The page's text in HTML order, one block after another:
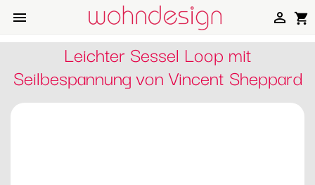
 shopping_cart

Leichter Sessel Loop mit
Seilbespannung von Vincent Sheppard